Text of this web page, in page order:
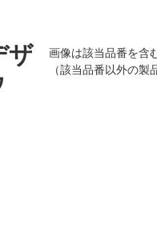
ザ
画像は該当品番を含
（該当品番以外の製